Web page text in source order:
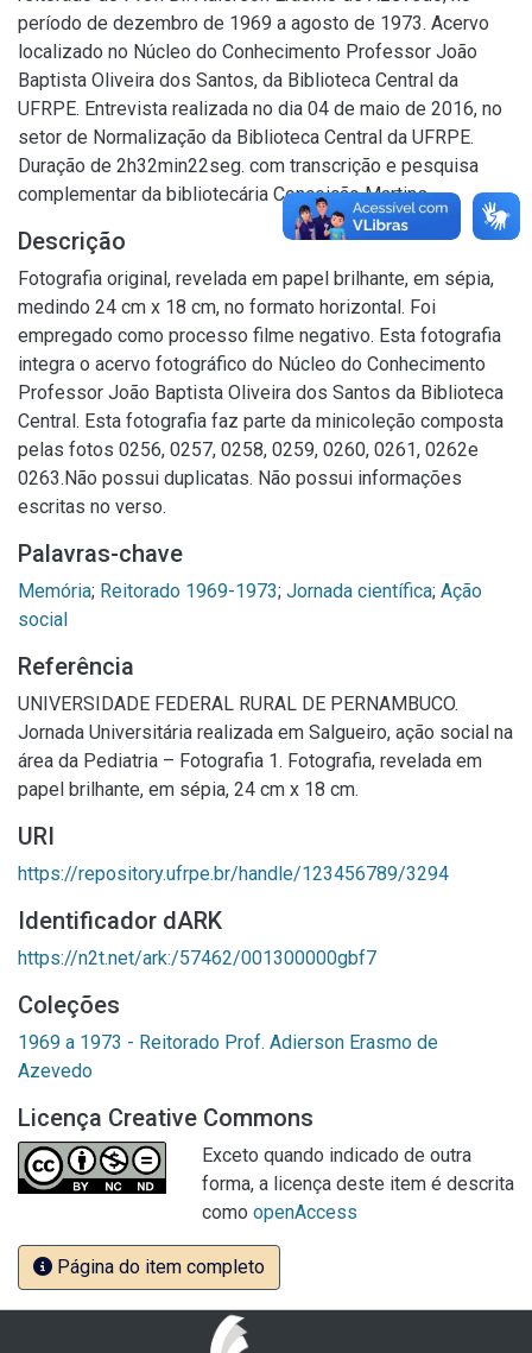
período de dezembro de 1969 a agosto de 1973. Acervo
localizado no Núcleo do Conhecimento Professor João
Baptista Oliveira dos Santos, da Biblioteca Central da
UFRPE. Entrevista realizada no dia 04 de maio de 2016, no
setor de Normalização da Biblioteca Central da UFRPE.
Duração de 2h32min22seg. com transcrição e pesquisa
complementar da bibliotecária Conceição Martins.
Descrição
Fotografia original, revelada em papel brilhante, em sépia,
medindo 24 cm x 18 cm, no formato horizontal. Foi
empregado como processo filme negativo. Esta fotografia
integra o acervo fotográfico do Núcleo do Conhecimento
Professor João Baptista Oliveira dos Santos da Biblioteca
Central. Esta fotografia faz parte da minicoleção composta
pelas fotos 0256, 0257, 0258, 0259, 0260, 0261, 0262e
0263.Não possui duplicatas. Não possui informações
escritas no verso.
Palavras-chave
Memória; Reitorado 1969-1973; Jornada científica; Ação
social
Referência
UNIVERSIDADE FEDERAL RURAL DE PERNAMBUCO.
Jornada Universitária realizada em Salgueiro, ação social na
área da Pediatria – Fotografia 1. Fotografia, revelada em
papel brilhante, em sépia, 24 cm x 18 cm.
URI
https://repository.ufrpe.br/handle/123456789/3294
Identificador dARK
https://n2t.net/ark:/57462/001300000gbf7
Coleções
1969 a 1973 - Reitorado Prof. Adierson Erasmo de
Azevedo
Licença Creative Commons
Exceto quando indicado de outra
forma, a licença deste item é descrita
como openAccess
Página do item completo